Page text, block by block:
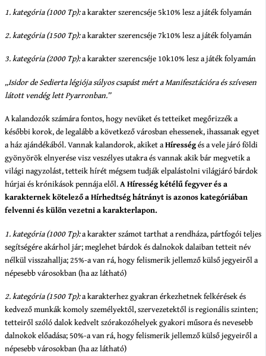
1. kategória (1000 Tp):a karakter szerencséje 5k10% lesz a játék folyamán
2. kategória (1500 Tp):a karakter szerencséje 7k10% lesz a játék folyamán
3. kategória (2000 Tp):a karakter szerencséje 10k10% lesz a játék folyamán
„Isidor de Sedierta légiója súlyos csapást mért a Manifesztációra és szívesen
látott vendég lett Pyarronban.”
A kalandozók számára fontos, hogy nevüket és tetteiket megőrizzék a
későbbi korok, de legalább a következő városban ehessenek, ihassanak egyet
a ház ajándékából. Vannak kalandorok, akiket aHírességés a vele járó földi
gyönyörök elnyerése visz veszélyes utakra és vannak akik bár megvetik a
világi nagyzolást, tetteik hírét mégsem tudják elpalástolni világjáró bárdok
húrjai és krónikások pennája elől.A Híresség kétélű fegyver és a
karakternek kötelező a Hírhedtség hátrányt is azonos kategóriában
felvenni és külön vezetni a karakterlapon.
1. kategória (1000 Tp):a karakter számot tarthat a rendháza, pártfogói teljes
segítségére akárhol jár; meglehet bárdok és dalnokok dalaiban tetteit név
nélkül visszahallja; 25%-a van rá, hogy felismerik jellemző külső jegyeiről a
népesebb városokban (ha az látható)
2. kategória (1500 Tp):a karakterhez gyakran érkezhetnek felkérések és
kedvező munkák komoly személyektől, szervezetektől is regionális szinten;
tetteiről szóló dalok kedvelt szórakozóhelyek gyakori műsora és nevesebb
dalnokok előadása; 50%-a van rá, hogy felismerik jellemző külső jegyeiről a
népesebb városokban (ha az látható)